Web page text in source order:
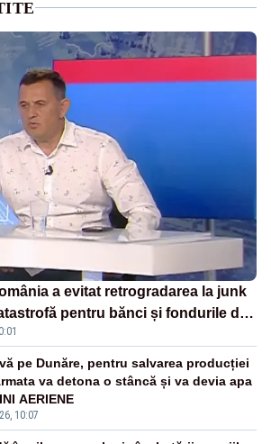
a evitat retrogradarea la junk
pentru bănci și fondurile de
10:07
pe Dunăre, pentru salvarea producției
va detona o stâncă și va devia apa
AERIENE